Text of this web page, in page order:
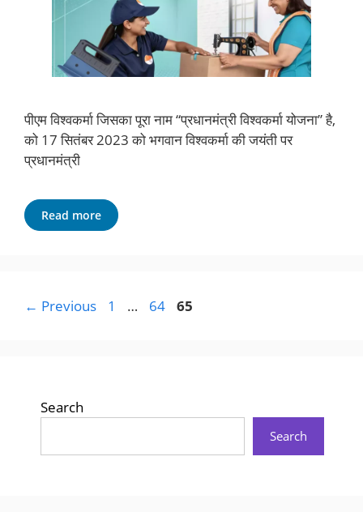
पीएम विश्वकर्मा जिसका पूरा नाम “प्रधानमंत्री विश्वकर्मा योजना” है,
को 17 सितंबर 2023 को भगवान विश्वकर्मा की जयंती पर
प्रधानमंत्री
Read more
← Previous Page
1 … Page
64 Page
65
Search
Search